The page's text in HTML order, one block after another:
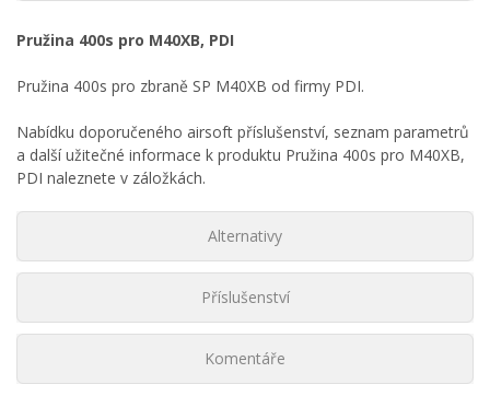
Pružina 400s pro M40XB, PDI
Pružina 400s pro zbraně SP M40XB od firmy PDI.
Nabídku doporučeného airsoft příslušenství, seznam parametrů
a další užitečné informace k produktu Pružina 400s pro M40XB,
PDI naleznete v záložkách.
Alternativy
Příslušenství
Komentáře